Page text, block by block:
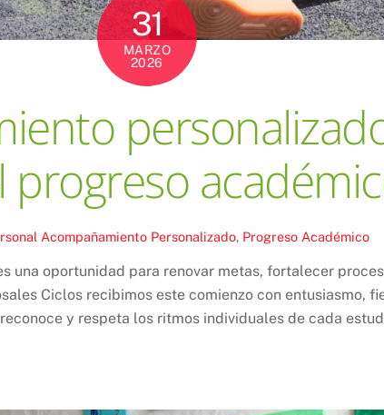
31
MARZO
2026
progreso
Acompañamiento Personalizado, Progreso Académico
una oportunidad para renovar metas, fortalecer
Ciclos recibimos este comienzo con entusiasmo,
y respeta los ritmos individuales de cada